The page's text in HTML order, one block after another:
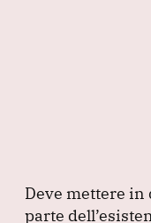
Deve mettere in
parte